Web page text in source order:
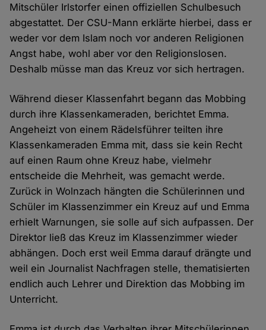
Mitschüler Irlstorfer einen offiziellen Schulbesuch
abgestattet. Der CSU-Mann erklärte hierbei, dass er
weder vor dem Islam noch vor anderen Religionen
Angst habe, wohl aber vor den Religionslosen.
Deshalb müsse man das Kreuz vor sich hertragen.
Während dieser Klassenfahrt begann das Mobbing
durch ihre Klassenkameraden, berichtet Emma.
Angeheizt von einem Rädelsführer teilten ihre
Klassenkameraden Emma mit, dass sie kein Recht
auf einen Raum ohne Kreuz habe, vielmehr
entscheide die Mehrheit, was gemacht werde.
Zurück in Wolnzach hängten die Schülerinnen und
Schüler im Klassenzimmer ein Kreuz auf und Emma
erhielt Warnungen, sie solle auf sich aufpassen. Der
Direktor ließ das Kreuz im Klassenzimmer wieder
abhängen. Doch erst weil Emma darauf drängte und
weil ein Journalist Nachfragen stelle, thematisierten
endlich auch Lehrer und Direktion das Mobbing im
Unterricht.